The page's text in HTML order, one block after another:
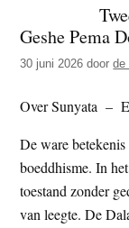
z
e
i
t
e
n
d
z
e
s
Geshe Pema
30 juni 2026 doorde
Over Sunyata –
De ware
boeddhisme. In
toestand zonder
van leegte. De